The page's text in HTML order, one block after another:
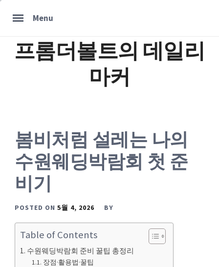
Menu
프롬더볼트의 데일리
마커
봄비처럼 설레는 나의
수원웨딩박람회 첫 준
비기
POSTED ON 5월 4, 2026 BY
Table of Contents
수원웨딩박람회 준비 꿀팁 총정리
장점·활용법·꿀팁